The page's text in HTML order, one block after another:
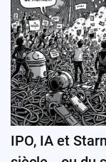
IPO, IA et